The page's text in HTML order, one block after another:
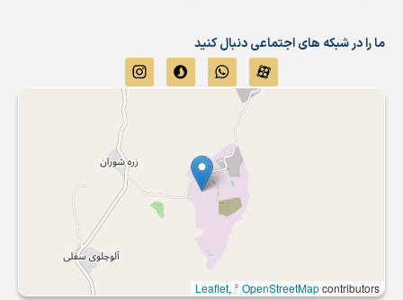
Leaflet, ©OpenStreetMapcontributors
ما را در شبکه های اجتماعی دنبال کنید